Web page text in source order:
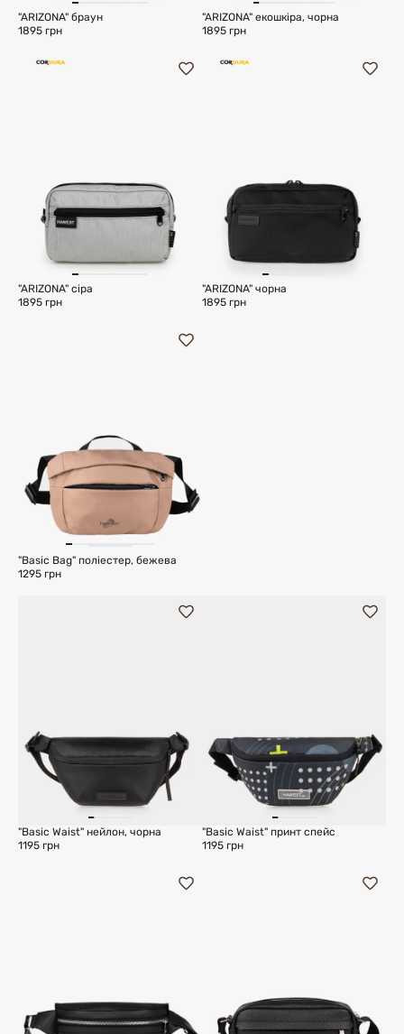
"ARIZONA" браун
1895 грн
"ARIZONA" екошкіра, чорна
1895 грн
"ARIZONA" сiра
1895 грн
"ARIZONA" чорна
1895 грн
"Basic Bag" поліестер, бежева
1295 грн
"Basic Waist" нейлон, чорна
1195 грн
"Basic Waist" принт спейс
1195 грн